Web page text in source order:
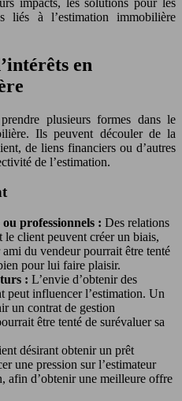
liés à l’estimation immobilière
en
plusieurs formes dans le
Ils peuvent découler de la
de liens financiers ou d’autres
de l’estimation.
professionnels : Des relations
le client peuvent créer un biais,
du vendeur pourrait être tenté
pour lui faire plaisir.
: L’envie d’obtenir des
peut influencer l’estimation. Un
un contrat de gestion
être tenté de surévaluer sa
désirant obtenir un prêt
une pression sur l’estimateur
afin d’obtenir une meilleure offre